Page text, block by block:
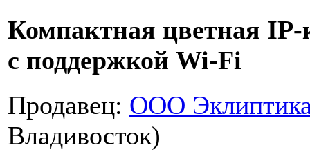
Компактная цветная IP-
с поддержкой Wi-Fi
Продавец: ООО
Владивосток)